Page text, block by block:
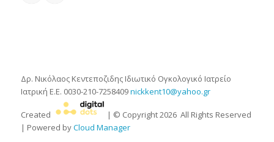
Δρ. Νικόλαος Κεντεποζιδης Ιδιωτικό Ογκολογικό Ιατρείο
Ιατρική Ε.Ε. 0030-210-7258409nickkent10@yahoo.gr
Created | © Copyright2026All Rights Reserved
| Powered byCloud Manager